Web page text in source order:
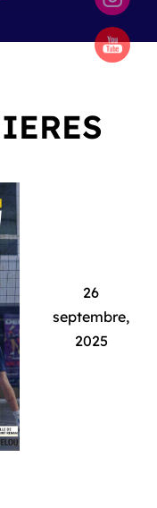
26
septembre,
2025